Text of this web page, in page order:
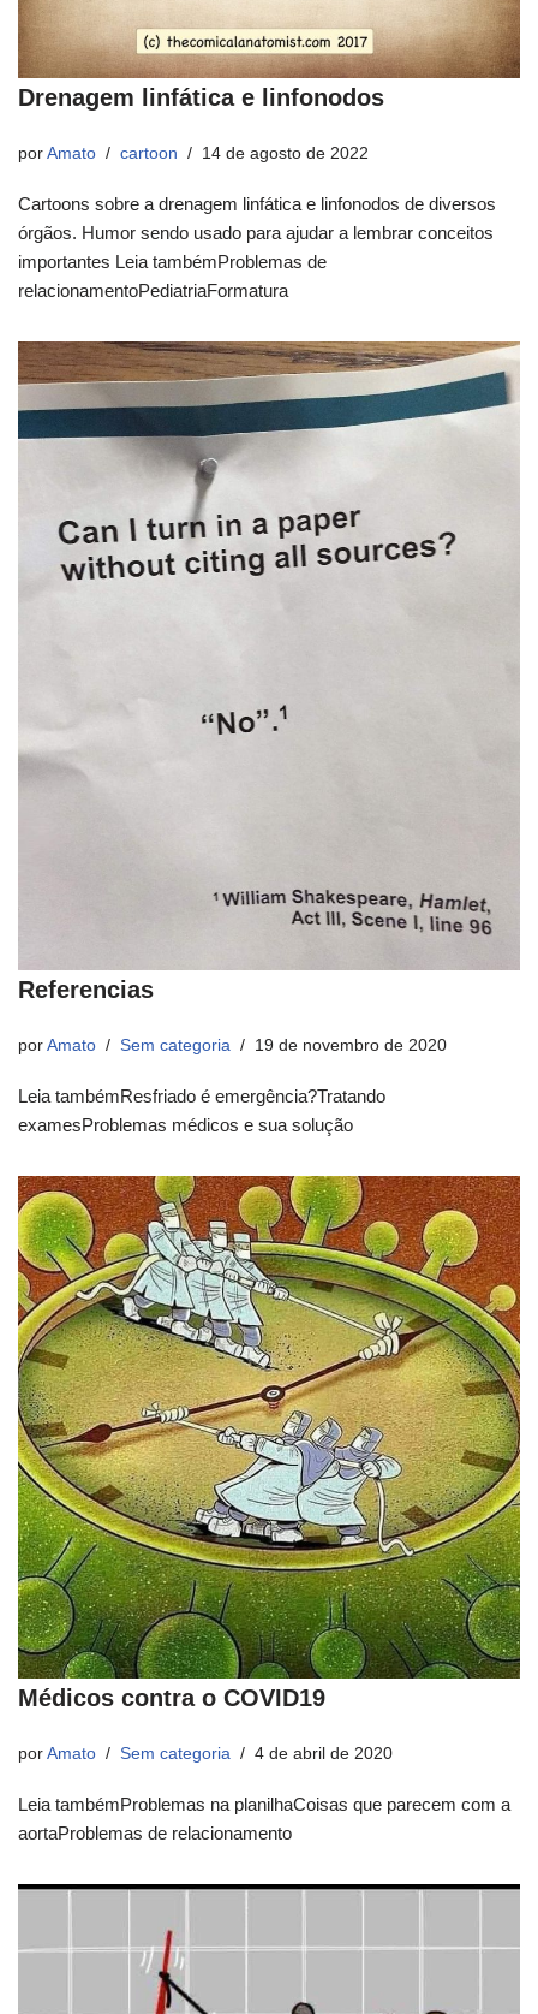
Drenagem linfática e linfonodos
por Amato cartoon 14 de agosto de 2022
Cartoons sobre a drenagem linfática e linfonodos de diversos
órgãos. Humor sendo usado para ajudar a lembrar conceitos
importantes Leia tambémProblemas de
relacionamentoPediatriaFormatura
Referencias
por Amato Sem categoria 19 de novembro de 2020
Leia tambémResfriado é emergência?Tratando
examesProblemas médicos e sua solução
Médicos contra o COVID19
por Amato Sem categoria 4 de abril de 2020
Leia tambémProblemas na planilhaCoisas que parecem com a
aortaProblemas de relacionamento